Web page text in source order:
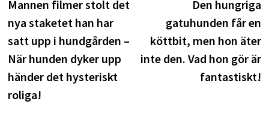
inlägg:
Mannen filmer stolt det
nya staketet han har
satt upp i hundgården –
När hunden dyker upp
händer det hysteriskt
roliga!
Den hungriga
gatuhunden får en
köttbit, men hon äter
inte den. Vad hon gör är
fantastiskt!